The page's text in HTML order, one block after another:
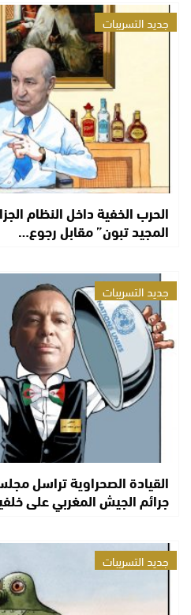
جديد التسريبات
الحرب الخفية داخل النظام
المجيد تبون” مقابل رجوع…
جديد التسريبات
القيادة الصحراوية تراسل
جرائم الجيش المغربي على
جديد التسريبات